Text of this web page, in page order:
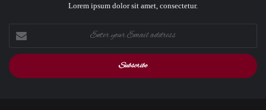
Lorem ipsum dolor sit amet, consectetur.
your
Email
address